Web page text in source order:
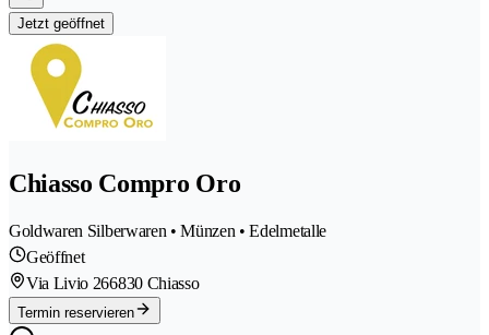
Jetzt geöffnet
Chiasso Compro Oro
Goldwaren Silberwaren • Münzen • Edelmetalle
Geöffnet
Via Livio 266830 Chiasso
Termin reservieren